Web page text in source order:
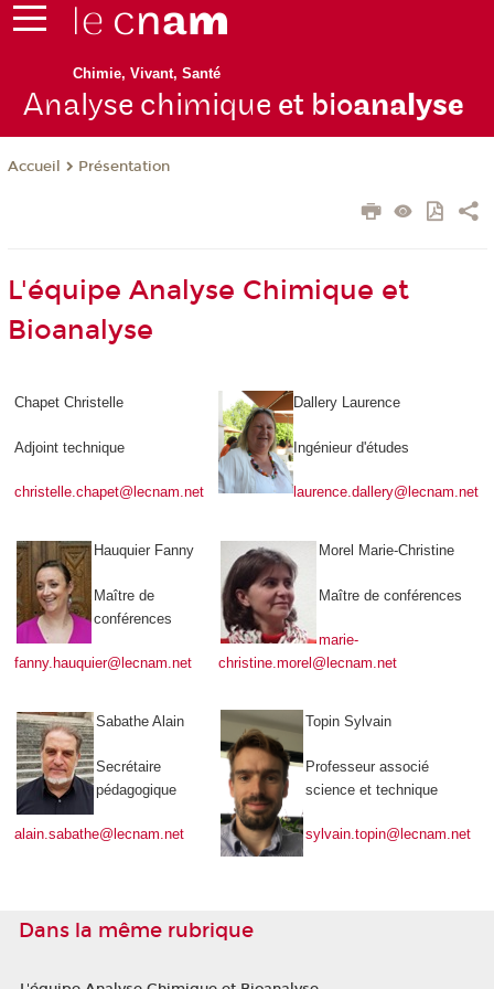
Chimie, Vivant, Santé
Analyse chimique et bioanalyse
Accueil Présentation
L'équipe Analyse Chimique et
Bioanalyse
Chapet Christelle
Adjoint technique
christelle.chapet@lecnam.net
Dallery Laurence
Ingénieur d'études
laurence.dallery@lecnam.net
Hauquier Fanny
Maître de
conférences
fanny.hauquier@lecnam.net
Morel Marie-Christine
Maître de conférences
marie-
christine.morel@lecnam.net
Sabathe Alain
Secrétaire
pédagogique
alain.sabathe@lecnam.net
Topin Sylvain
Professeur associé
science et technique
sylvain.topin@lecnam.net
Dans la même rubrique